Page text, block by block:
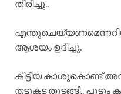
തിരിച്ചു..
ആശയം ഉദിച്ചു.
കിട്ടിയ കാശുകൊണ്ട്
തട്ടുകട തുടങ്ങി..